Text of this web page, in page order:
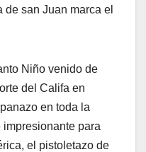
san Juan marca el
Niño venido de
del Califa en
en toda la
para
el pistoletazo de